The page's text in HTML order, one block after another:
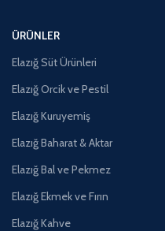
ÜRÜNLER
Elazığ Süt Ürünleri
Elazığ Orcik ve Pestil
Elazığ Kuruyemiş
Elazığ Baharat & Aktar
Elazığ Bal ve Pekmez
Elazığ Ekmek ve Fırın
Elazığ Kahve